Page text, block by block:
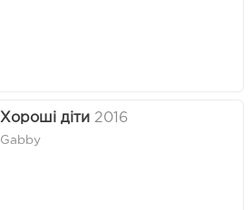
Хороші діти 2016
Gabby